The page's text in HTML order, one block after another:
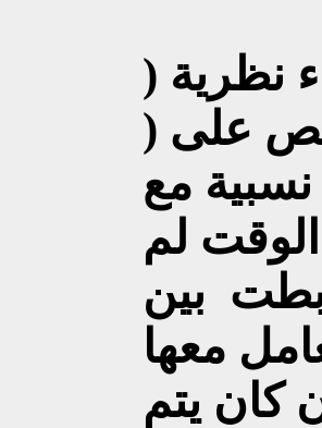
نظرية (
على (
مع
لم
بين
معها
كان يتم